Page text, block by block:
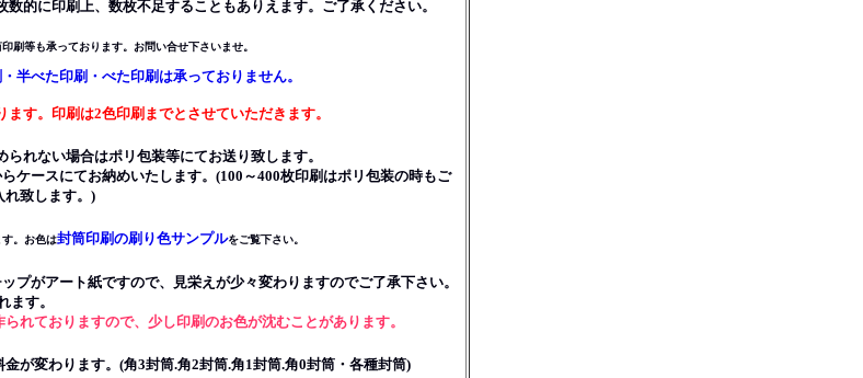
的に印刷上、数枚不足することもありえます。ご了承ください。
等も承っております。お問い合せ下さいませ。
半べた印刷・べた印刷は承っておりません。
ます。印刷は2色印刷までとさせていただきます。
れない場合はポリ包装等にてお送り致します。
ースにてお納めいたします。(100～400枚印刷はポリ包装の時もご
致します。)
。お色は封筒印刷の刷り色サンプルをご覧下さい。
がアート紙ですので、見栄えが少々変わりますのでご了承下さい。
す。
れておりますので、少し印刷のお色が沈むことがあります。
が変わります。(角3封筒.角2封筒.角1封筒.角0封筒・各種封筒)